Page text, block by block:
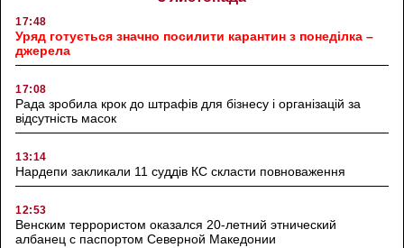
17:48
Уряд готується значно посилити карантин з понеділка –
джерела
17:08
Рада зробила крок до штрафів для бізнесу і організацій за
відсутність масок
13:14
Нардепи закликали 11 суддів КС скласти повноваження
12:53
Венским террористом оказался 20-летний этнический
албанец с паспортом Северной Македонии